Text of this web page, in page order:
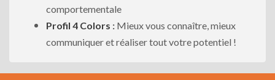
comportementale
Profil 4 Colors : Mieux vous connaître, mieux
communiquer et réaliser tout votre potentiel !